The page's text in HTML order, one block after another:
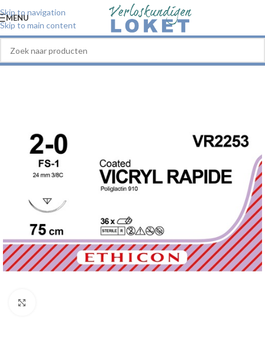
Skip to navigation
Skip to main content
MENU